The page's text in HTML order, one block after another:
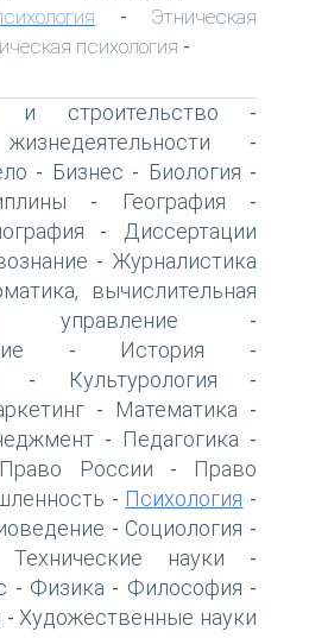
- Этническая
психология -
и строительство -
-
- Бизнес - Биология -
- География -
-
Диссертации
- Журналистика
вычислительная
-
- История -
- Культурология -
- Математика -
- Педагогика -
Право России -
Право
- Психология -
- Социология -
Технические науки -
- Физика - Философия -
- Художественные науки